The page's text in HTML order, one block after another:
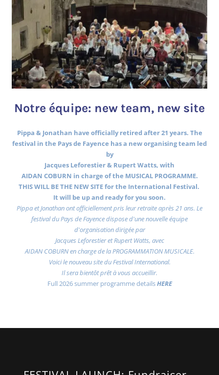
Notre équipe: new team, new site
Pippa & Jonathan have officially retired after 21 years. The
festival in the Pays de Fayence has a new organising team led
by
Jacques Leforestier & Rupert Watts, with
AIDAN COBURN in charge of the MUSICAL PROGRAMME.
THIS WILL BE THE NEW SITE for the International Festival.
It will be up and ready for you soon.
Pippa et Jonathan ont officiellement pris leur retraite après 21 ans. Le
festival du Pays de Fayence dispose d'une nouvelle équipe
d'organisation dirigée par
Jacques Leforestier et Rupert Watts, avec
AIDAN COBURN en charge de la PROGRAMMATION MUSICALE.
Voici le nouveau site du Festival International.
Il sera bientôt prêt à vous accueillir.
Full 2026 summer programme detailsHERE